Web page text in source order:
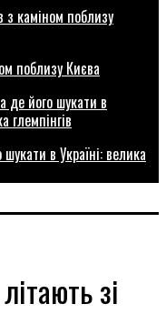
поблизу Києва
в Україні: велика
зі